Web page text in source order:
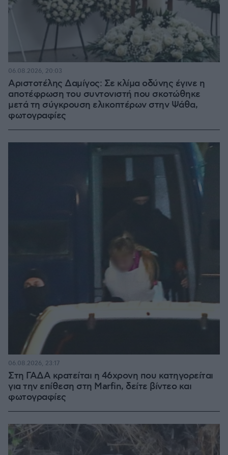
Αριστοτέλης Δαμίγος: Σε κλίμα οδύνης έγινε η
αποτέφρωση του συντονιστή που σκοτώθηκε
μετά τη σύγκρουση ελικοπτέρων στην Ψάθα,
φωτογραφίες
06.08.2026, 20:03
Στη ΓΑΔΑ κρατείται η 46χρονη που κατηγορείται
για την επίθεση στη Marfin, δείτε βίντεο και
φωτογραφίες
06.08.2026, 23:17